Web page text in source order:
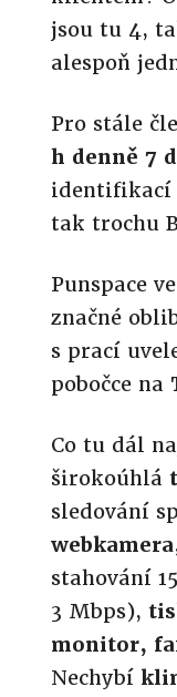
jsou tu 4,
alespoň
Pro stále
h denně 7
identifikací
tak trochu
Punspace
značné
s prací
pobočce na
Co tu dál
širokoúhlá
sledování
webkamera
stahování
3 Mbps),
monitor,
Nechybí